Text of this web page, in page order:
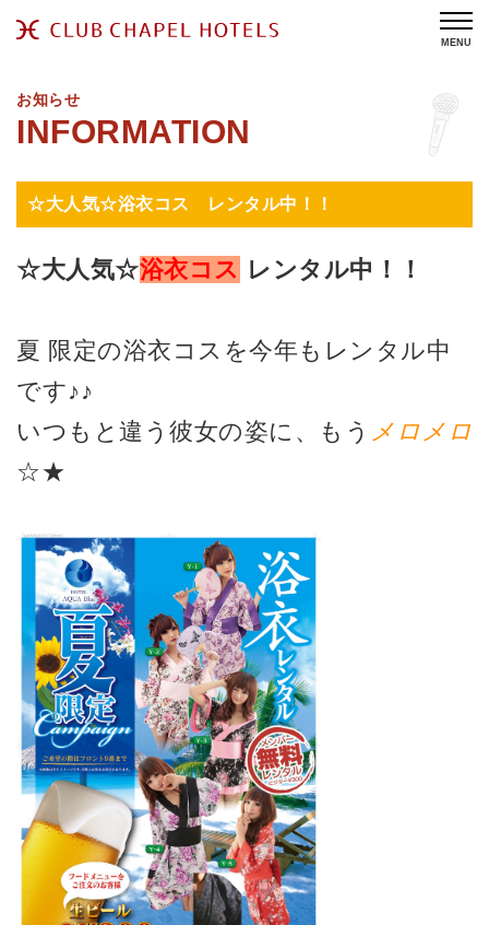
MENU
お知らせ
☆大人気☆浴衣コス レンタル中！！
☆大人気☆浴衣コス レンタル中！！
夏 限定の浴衣コスを今年もレンタル中
です♪♪
いつもと違う彼女の姿に、もう メロメロ
☆★